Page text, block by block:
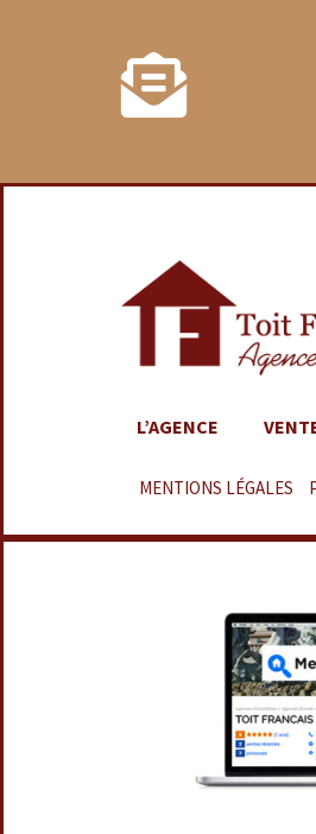
L’AGENCE
MENTIONS LÉGALES